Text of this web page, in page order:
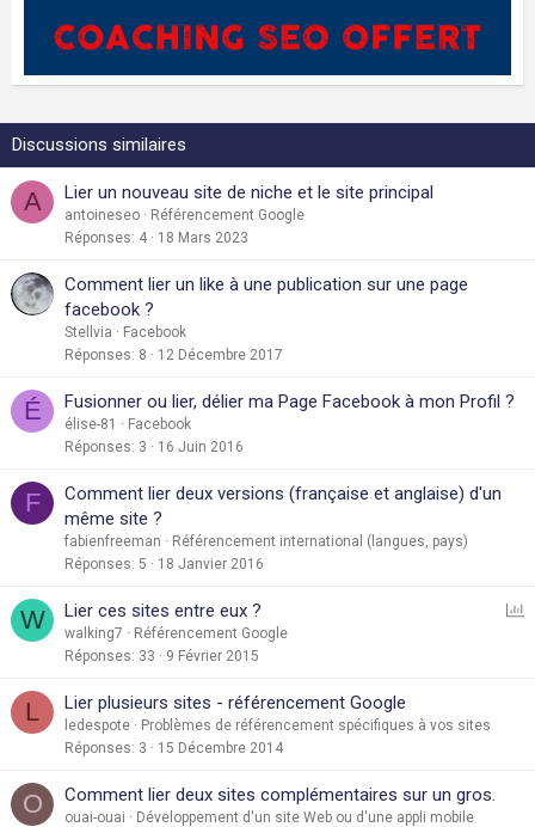
Discussions similaires
A Lier un nouveau site de niche et le site principal
antoineseo
Référencement Google
Réponses 4 18 Mars 2023
Comment lier un like à une publication sur une page
facebook ?
Stellvia
Facebook
Réponses 8 12 Décembre 2017
É Fusionner ou lier, délier ma Page Facebook à mon Profil ?
élise-81
Facebook
Réponses 3 16 Juin 2016
F
Comment lier deux versions (française et anglaise) d'un
même site ?
fabienfreeman
Référencement international (langues, pays)
Réponses 5 18 Janvier 2016
W Lier ces sites entre eux ?
walking7
Référencement Google
Réponses 33 9 Février 2015
L Lier plusieurs sites - référencement Google
ledespote
Problèmes de référencement spécifiques à vos sites
Réponses 3 15 Décembre 2014
O Comment lier deux sites complémentaires sur un gros.
ouai-ouai
Développement d'un site Web ou d'une appli mobile